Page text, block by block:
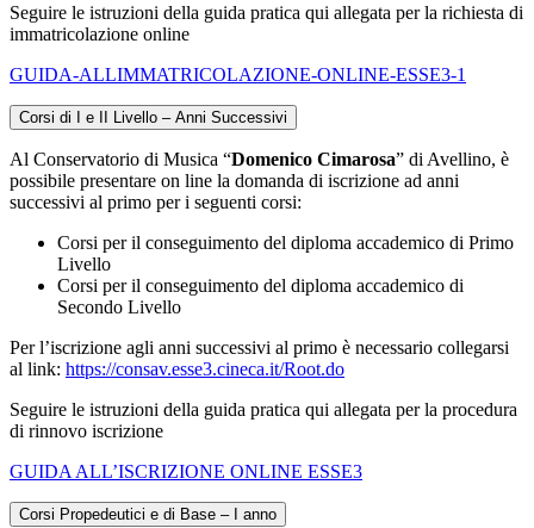
Seguire le istruzioni della guida pratica qui allegata per la richiesta di
immatricolazione online
GUIDA-ALLIMMATRICOLAZIONE-ONLINE-ESSE3-1
Corsi di I e II Livello – Anni Successivi
Al Conservatorio di Musica “Domenico Cimarosa” di Avellino, è
possibile presentare on line la domanda di iscrizione ad anni
successivi al primo per i seguenti corsi:
Corsi per il conseguimento del diploma accademico di Primo
Livello
Corsi per il conseguimento del diploma accademico di
Secondo Livello
Per l’iscrizione agli anni successivi al primo è necessario collegarsi
al link: https://consav.esse3.cineca.it/Root.do
Seguire le istruzioni della guida pratica qui allegata per la procedura
di rinnovo iscrizione
GUIDA ALL’ISCRIZIONE ONLINE ESSE3
Corsi Propedeutici e di Base – I anno